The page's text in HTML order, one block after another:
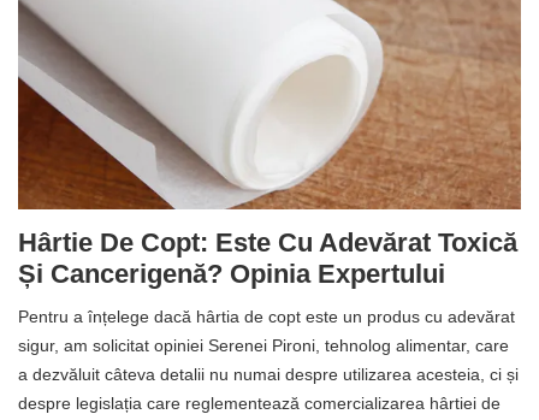
Hârtie De Copt: Este Cu Adevărat Toxică
Și Cancerigenă? Opinia Expertului
Pentru a înțelege dacă hârtia de copt este un produs cu adevărat
sigur, am solicitat opiniei Serenei Pironi, tehnolog alimentar, care
a dezvăluit câteva detalii nu numai despre utilizarea acesteia, ci și
despre legislația care reglementează comercializarea hârtiei de